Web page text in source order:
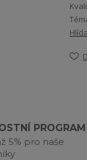
PROGRAM
5% pro naše